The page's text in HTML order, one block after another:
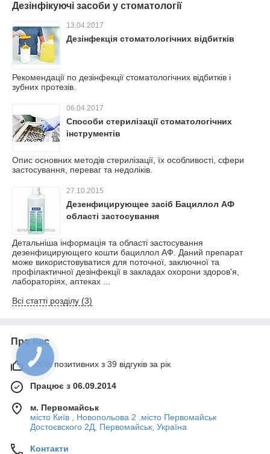
Дезінфікуючі засоби у стоматології
13.04.2017
Дезінфекція стоматологічних відбитків
Рекомендації по дезінфекції стоматологічних відбитків і
зубних протезів.
06.04.2017
Способи стерилізації стоматологічних
інструментів
Опис основних методів стерилізації, їх особливості, сфери
застосування, переваг та недоліків.
27.10.2015
Дезенфицирующее засіб Бациллол АФ
області застосування
Детальніша інформація та області застосування
дезенфицирующего кошти бациллол АФ. Даний препарат
може використовуватися для поточної, заключної та
профілактичної дезінфекції в закладах охорони здоров'я,
лабораторіях, аптеках ...
Всі статті розділу (3)
Про нас
100% позитивних з 39 відгуків за рік
Працює з 06.09.2014
м. Первомайськ
місто Київ , Новопольова 2 .місто Первомайськ
Достоєвского 2Д, Первомайськ, Україна
Контакти